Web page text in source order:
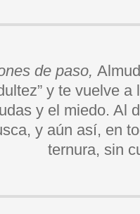
de paso,
y te vuelve
y el miedo. Al
y aún así, en
ternura, sin